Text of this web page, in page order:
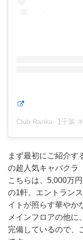
まず最初にご紹介す
の超人気キャバクラ
こちらは、5,000万
の1軒。エントラン
イトが照らす華やか
メインフロアの他に
完備しているので、